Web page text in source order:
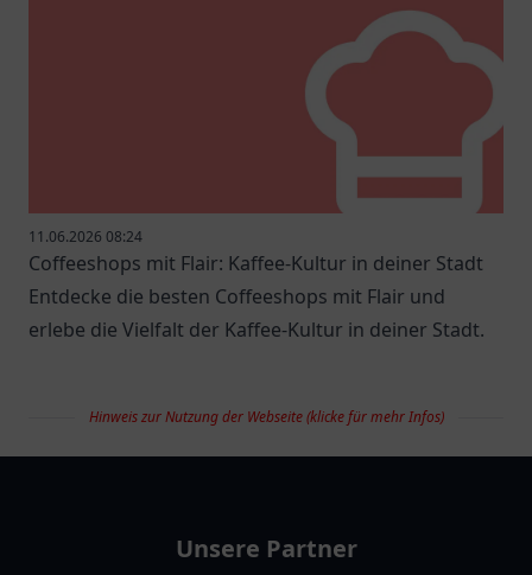
11.06.2026 08:24
Coffeeshops mit Flair: Kaffee-Kultur in deiner Stadt
Entdecke die besten Coffeeshops mit Flair und
erlebe die Vielfalt der Kaffee-Kultur in deiner Stadt.
Hinweis zur Nutzung der Webseite (klicke für mehr Infos)
Unsere Partner